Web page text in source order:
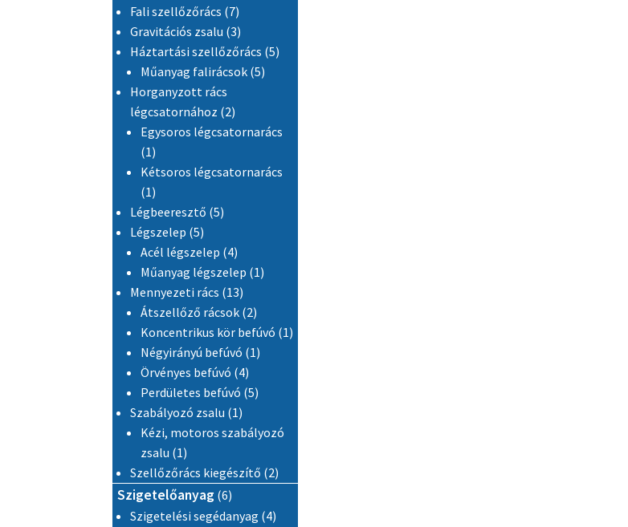
Fali szellőzőrács 77 termék
Gravitációs zsalu 33 termék
Háztartási szellőzőrács 55 termék
Műanyag falirácsok 55 termék
Horganyzott rács
légcsatornához 22 termék
Egysoros légcsatornarács
11 termék
Kétsoros légcsatornarács
11 termék
Légbeeresztő 55 termék
Légszelep 55 termék
Acél légszelep 44 termék
Műanyag légszelep 11 termék
Mennyezeti rács 1313 termék
Átszellőző rácsok 22 termék
Koncentrikus kör befúvó 11 termék
Négyirányú befúvó 11 termék
Örvényes befúvó 44 termék
Perdületes befúvó 55 termék
Szabályozó zsalu 11 termék
Kézi, motoros szabályozó
zsalu 11 termék
Szellőzőrács kiegészítő 22 termék
Szigetelőanyag 66 termék
Szigetelési segédanyag 44 termék